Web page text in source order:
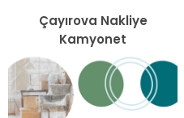
Çayırova Nakliye
Kamyonet